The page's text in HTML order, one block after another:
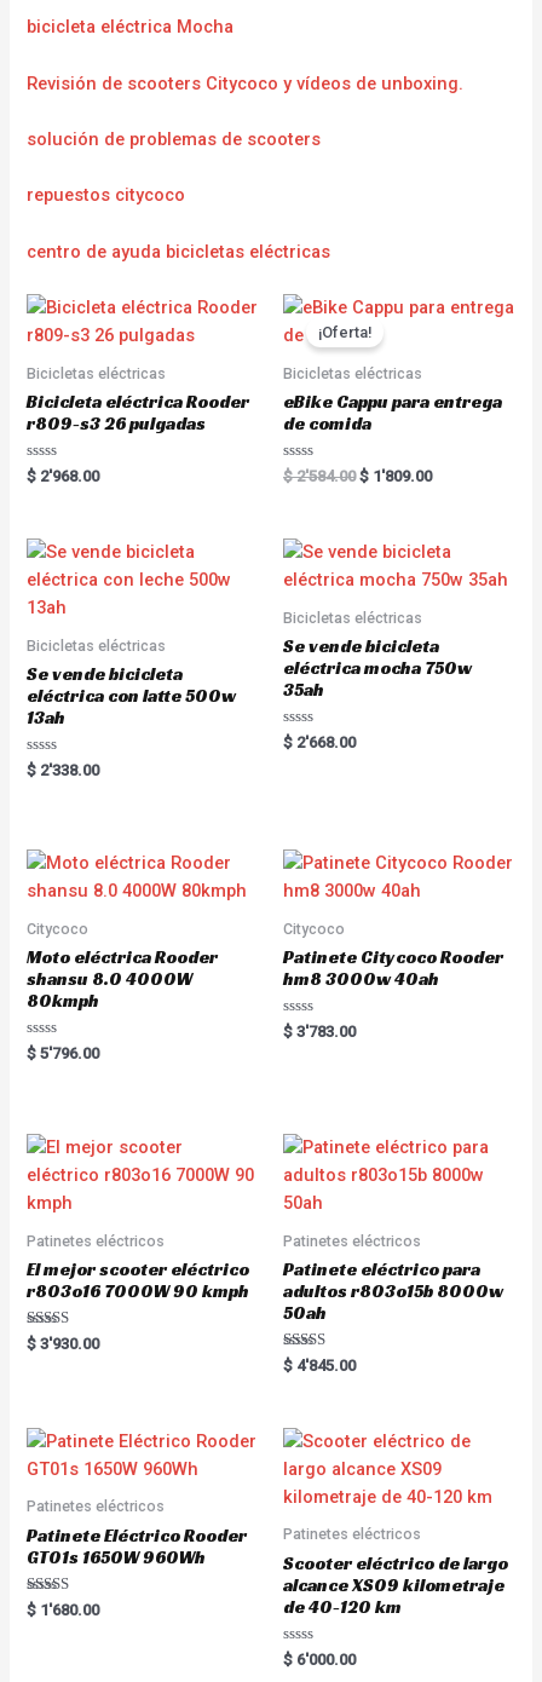
bicicleta eléctrica Mocha
Revisión de scooters Citycoco y vídeos de unboxing.
solución de problemas de scooters
repuestos citycoco
centro de ayuda bicicletas eléctricas
Bicicletas eléctricas
Bicicleta eléctrica Rooder
r809-s3 26 pulgadas
R
a
0
o
u
t
o
f
$ 2'968.00
¡Oferta!
Bicicletas eléctricas
eBike Cappu para entrega
de comida
R
a
0
o
u
t
f
$2'584.00 $ 1'809.00
Bicicletas eléctricas
Se vende bicicleta
eléctrica con latte 500w
13ah
R
a
o
u
o
5
$ 2'338.00
Bicicletas eléctricas
Se vende bicicleta
eléctrica mocha 750w
35ah
R
a
t
o
f
5
$ 2'668.00
Citycoco
Moto eléctrica Rooder
shansu 8.0 4000W
80kmph
R
a
o
u
o
f
5
$ 5'796.00
Citycoco
Patinete Citycoco Rooder
hm8 3000w 40ah
R
a
u
t
f
$ 3'783.00
Patinetes eléctricos
El mejor scooter eléctrico
r803o16 7000W 90 kmph
Rated
5.00
$ 3'930.00
Patinetes eléctricos
Patinete eléctrico para
adultos r803o15b 8000w
50ah
Rated
5.00
$ 4'845.00
Patinetes eléctricos
Patinete Eléctrico Rooder
GT01s 1650W 960Wh
Rated
5.00
$ 1'680.00
Patinetes eléctricos
Scooter eléctrico de largo
alcance XS09 kilometraje
de 40-120 km
R
a
$ 6'000.00